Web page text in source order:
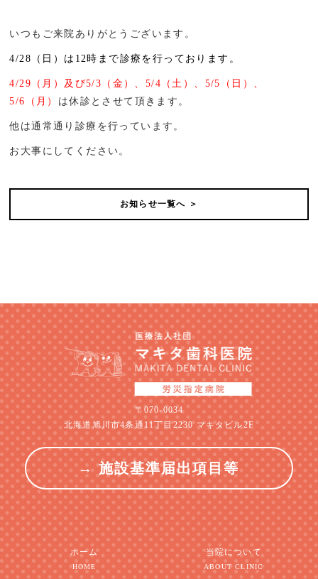
いつもご来院ありがとうございます。
4/28（日）は12時まで診療を行っております。
4/29（月）及び5/3（金）、5/4（土）、5/5（日）、
5/6（月） は休診とさせて頂きます。
他は通常通り診療を行っています。
お大事にしてください。
お知らせ一覧へ ＞
〒070-0034
北海道旭川市4条通11丁目2230 マキタビル2F
→ 施設基準届出項目等
ホーム
HOME
当院について
ABOUT CLINIC